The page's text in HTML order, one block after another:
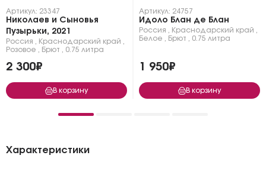
Артикул: 23347
Николаев и Сыновья
Пузырьки, 2021
Россия Краснодарский край
Розовое
Брют 0.75 литра
2 300₽
В корзину
Артикул: 24757
Идоло Блан де Блан
Россия Краснодарский край
Белое
Брют 0.75 литра
1 950₽
В корзину
Характеристики